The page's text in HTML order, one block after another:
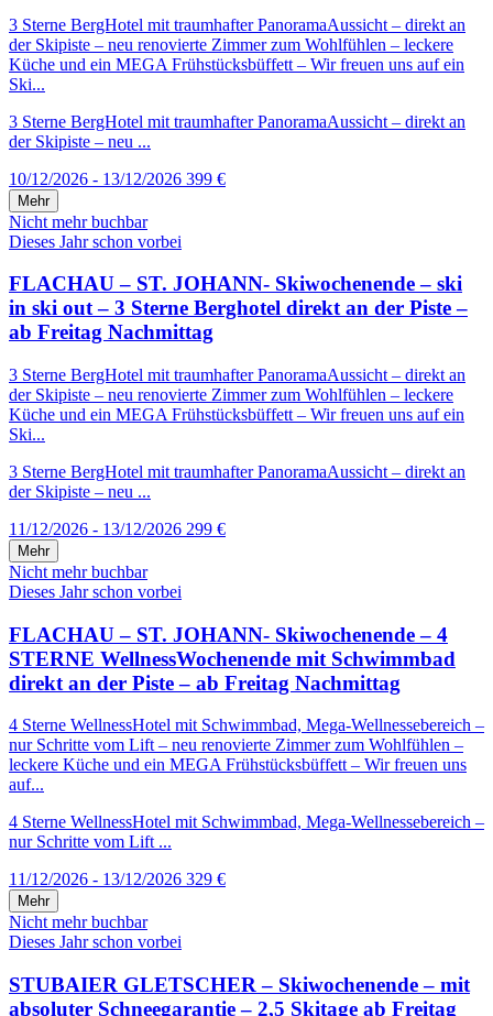
3 Sterne BergHotel mit traumhafter PanoramaAussicht – direkt an
der Skipiste – neu renovierte Zimmer zum Wohlfühlen – leckere
Küche und ein MEGA Frühstücksbüffett – Wir freuen uns auf ein
Ski...
3 Sterne BergHotel mit traumhafter PanoramaAussicht – direkt an
der Skipiste – neu ...
10/12/2026 - 13/12/2026 399 €
Mehr
Nicht mehr buchbar
Dieses Jahr schon vorbei
FLACHAU – ST. JOHANN- Skiwochenende – ski
in ski out – 3 Sterne Berghotel direkt an der Piste –
ab Freitag Nachmittag
3 Sterne BergHotel mit traumhafter PanoramaAussicht – direkt an
der Skipiste – neu renovierte Zimmer zum Wohlfühlen – leckere
Küche und ein MEGA Frühstücksbüffett – Wir freuen uns auf ein
Ski...
3 Sterne BergHotel mit traumhafter PanoramaAussicht – direkt an
der Skipiste – neu ...
11/12/2026 - 13/12/2026 299 €
Mehr
Nicht mehr buchbar
Dieses Jahr schon vorbei
FLACHAU – ST. JOHANN- Skiwochenende – 4
STERNE WellnessWochenende mit Schwimmbad
direkt an der Piste – ab Freitag Nachmittag
4 Sterne WellnessHotel mit Schwimmbad, Mega-Wellnessebereich –
nur Schritte vom Lift – neu renovierte Zimmer zum Wohlfühlen –
leckere Küche und ein MEGA Frühstücksbüffett – Wir freuen uns
auf...
4 Sterne WellnessHotel mit Schwimmbad, Mega-Wellnessebereich –
nur Schritte vom Lift ...
11/12/2026 - 13/12/2026 329 €
Mehr
Nicht mehr buchbar
Dieses Jahr schon vorbei
STUBAIER GLETSCHER – Skiwochenende – mit
absoluter Schneegarantie – 2,5 Skitage ab Freitag